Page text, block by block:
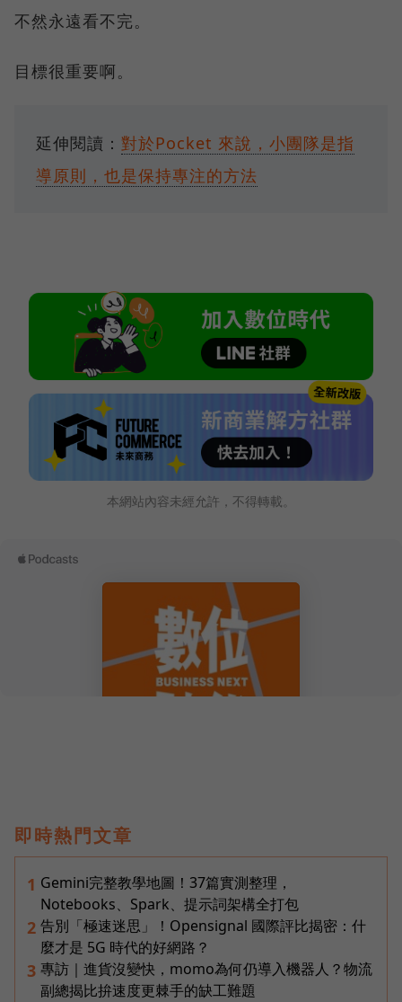
不然永遠看不完。
目標很重要啊。
延伸閱讀： 對於Pocket 來說，小團隊是指
導原則，也是保持專注的方法
本網站內容未經允許，不得轉載。
即時熱門文章
1 Gemini完整教學地圖！37篇實測整理，
Notebooks、Spark、提示詞架構全打包
2 告別「極速迷思」！Opensignal 國際評比揭密：什
麼才是 5G 時代的好網路？
3 專訪｜進貨沒變快，momo為何仍導入機器人？物流
副總揭比拚速度更棘手的缺工難題